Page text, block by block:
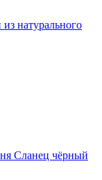
натурального